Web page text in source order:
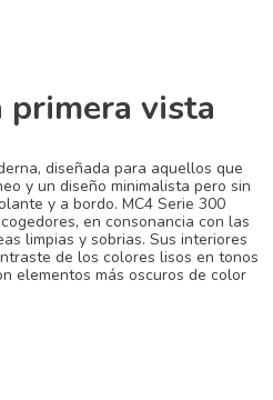
primera vista
diseñada para aquellos que
y un diseño minimalista pero sin
y a bordo. MC4 Serie 300
en consonancia con las
limpias y sobrias. Sus interiores
de los colores lisos en tonos
elementos más oscuros de color